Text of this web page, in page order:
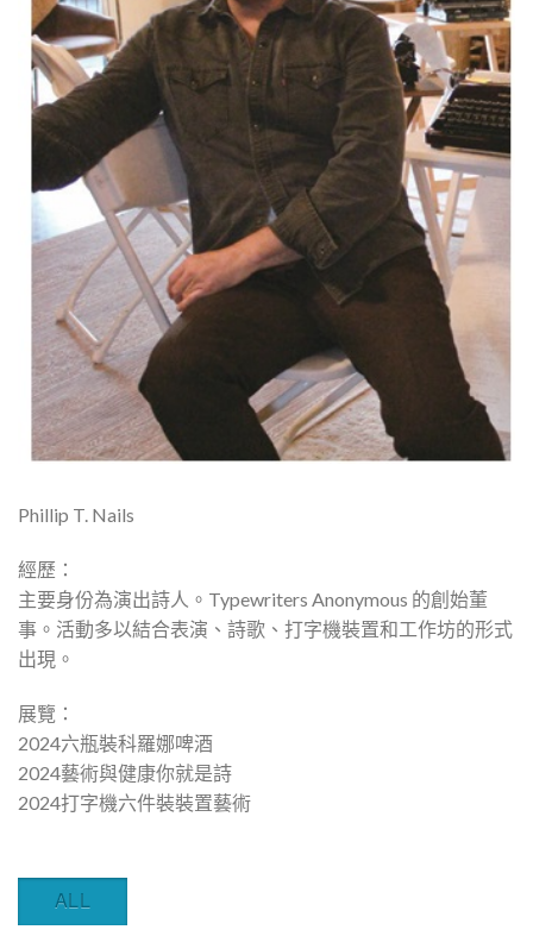
Phillip T. Nails
經歷：
主要身份為演出詩人。Typewriters Anonymous 的創始董
事。活動多以結合表演、詩歌、打字機裝置和工作坊的形式
出現。
展覽：
2024六瓶裝科羅娜啤酒
2024藝術與健康你就是詩
2024打字機六件裝裝置藝術
ALL